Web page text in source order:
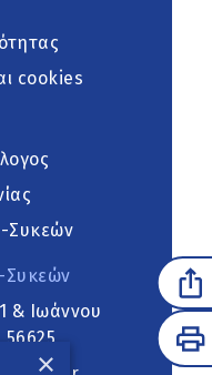
cookies
Συκεών
Συκεών
& Ιωάννου
56625
×